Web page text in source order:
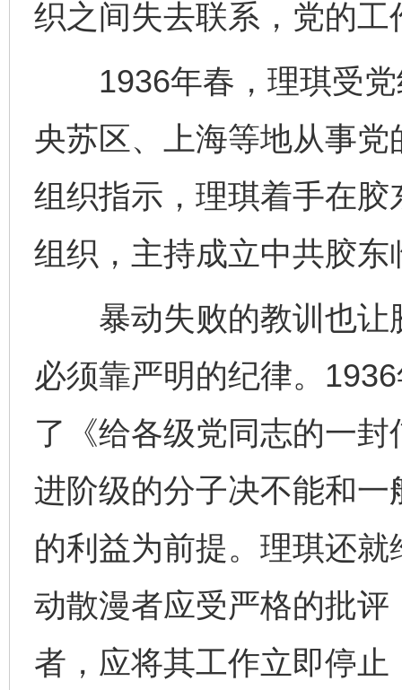
织之间失去联系，党的
1936年春，理琪受党
央苏区、上海等地从事
组织指示，理琪着手在
组织，主持成立中共胶
暴动失败的教训也让
必须靠严明的纪律。
了《给各级党同志的一
进阶级的分子决不能和
的利益为前提。理琪还
动散漫者应受严格的批
者，应将其工作立即停